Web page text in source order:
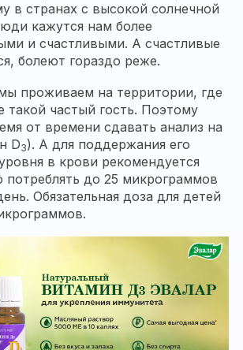
в странах с высокой солнечной
кажутся нам более
и счастливыми. А счастливые
болеют гораздо реже.
проживаем на территории, где
такой частый гость. Поэтому
от времени сдавать анализ на
D3). А для поддержания его
в крови рекомендуется
потреблять до 25 микрограммов
Обязательная доза для детей